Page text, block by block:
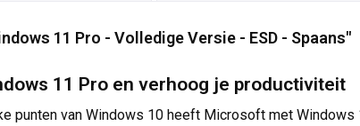
11 Pro - Volledige Versie - ESD - Spaans"
11 Pro en verhoog je productiviteit
punten van Windows 10 heeft Microsoft met